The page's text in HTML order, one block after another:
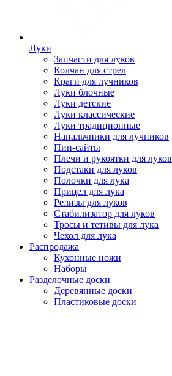
Луки
Запчасти для луков
Колчан для стрел
Краги для лучников
Луки блочные
Луки детские
Луки классические
Луки традиционные
Напальчники для лучников
Пип-сайты
Плечи и рукоятки для луков
Подстаки для луков
Полочки для лука
Прицел для лука
Релизы для луков
Стабилизатор для луков
Тросы и тетивы для лука
Чехол для лука
Распродажа
Кухонные ножи
Наборы
Разделочные доски
Деревянные доски
Пластиковые доски